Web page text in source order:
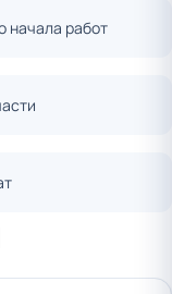
начала работ